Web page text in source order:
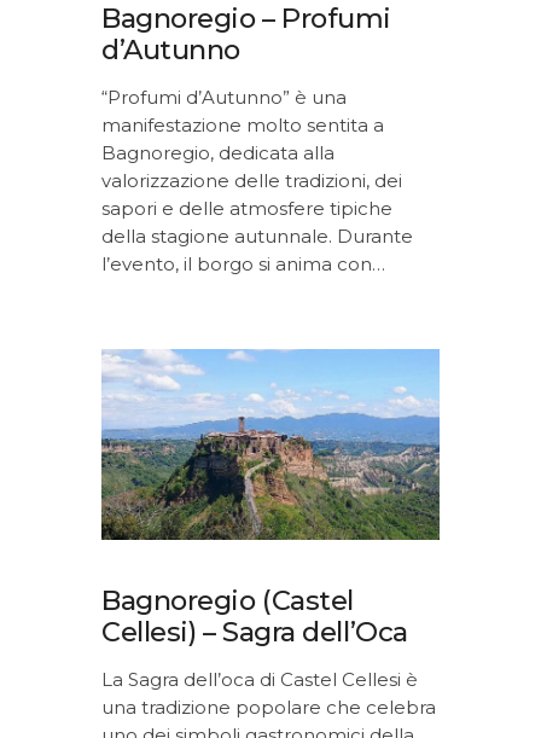
Bagnoregio – Profumi
d’Autunno
“Profumi d’Autunno” è una
manifestazione molto sentita a
Bagnoregio, dedicata alla
valorizzazione delle tradizioni, dei
sapori e delle atmosfere tipiche
della stagione autunnale. Durante
l’evento, il borgo si anima con…
Bagnoregio (Castel
Cellesi) – Sagra dell’Oca
La Sagra dell’oca di Castel Cellesi è
una tradizione popolare che celebra